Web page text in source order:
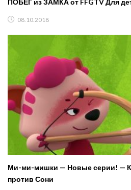
ПОБЕГ из ЗАМКА от FFGTV Для
08.10.2018
Ми-ми-мишки — Новые серии! —
против Сони